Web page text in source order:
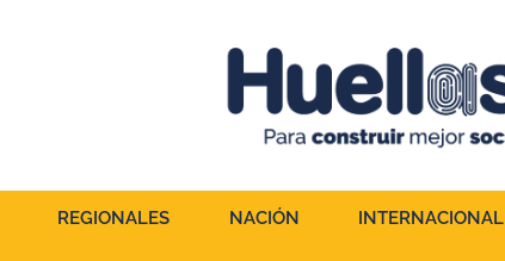
REGIONALES NACIÓN INTERNACIONAL